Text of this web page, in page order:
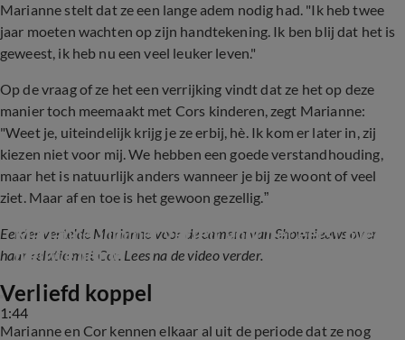
Marianne stelt dat ze een lange adem nodig had. "Ik heb twee
jaar moeten wachten op zijn handtekening. Ik ben blij dat het is
geweest, ik heb nu een veel leuker leven."
Op de vraag of ze het een verrijking vindt dat ze het op deze
manier toch meemaakt met Cors kinderen, zegt Marianne:
"Weet je, uiteindelijk krijg je ze erbij, hè. Ik kom er later in, zij
kiezen niet voor mij. We hebben een goede verstandhouding,
maar het is natuurlijk anders wanneer je bij ze woont of veel
ziet. Maar af en toe is het gewoon gezellig.”
Eerder vertelde Marianne voor de camera van Shownieuws over
haar relatie met Cor. Lees na de video verder.
1:44
Marianne Timmer vertelt voor het eerst over
nieuwe liefde
Verliefd koppel
Marianne en Cor kennen elkaar al uit de periode dat ze nog